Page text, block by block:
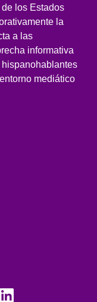
los Estados
la
a las
informativa
mediático